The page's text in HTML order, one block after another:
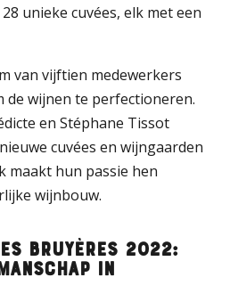
unieke cuvées, elk met een
van vijftien medewerkers
de wijnen te perfectioneren.
en Stéphane Tissot
cuvées en wijngaarden
maakt hun passie hen
wijnbouw.
Bruyères 2022:
in